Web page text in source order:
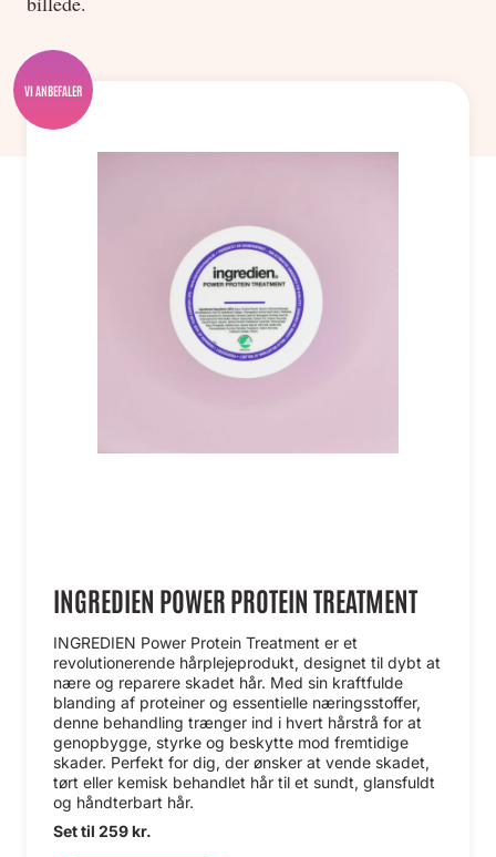
INGREDIEN POWER PROTEIN TREATMENT
INGREDIEN Power Protein Treatment er et
revolutionerende hårplejeprodukt, designet til dybt at
nære og reparere skadet hår. Med sin kraftfulde
blanding af proteiner og essentielle næringsstoffer,
denne behandling trænger ind i hvert hårstrå for at
genopbygge, styrke og beskytte mod fremtidige
skader. Perfekt for dig, der ønsker at vende skadet,
tørt eller kemisk behandlet hår til et sundt, glansfuldt
og håndterbart hår.
Set til 259 kr.